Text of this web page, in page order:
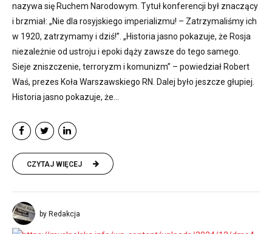
nazywa się Ruchem Narodowym. Tytuł konferencji był znaczący
i brzmiał: „Nie dla rosyjskiego imperializmu! – Zatrzymaliśmy ich
w 1920, zatrzymamy i dziś!”. „Historia jasno pokazuje, że Rosja
niezależnie od ustroju i epoki dąży zawsze do tego samego.
Sieje zniszczenie, terroryzm i komunizm” – powiedział Robert
Waś, prezes Koła Warszawskiego RN. Dalej było jeszcze głupiej.
Historia jasno pokazuje, że...
CZYTAJ WIĘCEJ
by Redakcja